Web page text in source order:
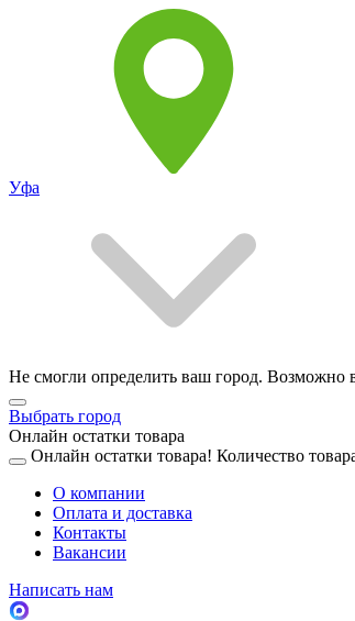
Уфа
Не смогли определить ваш город. Возможно
Выбрать город
Онлайн остатки товара
Онлайн остатки товара! Количество
О компании
Оплата и доставка
Контакты
Вакансии
Написать нам